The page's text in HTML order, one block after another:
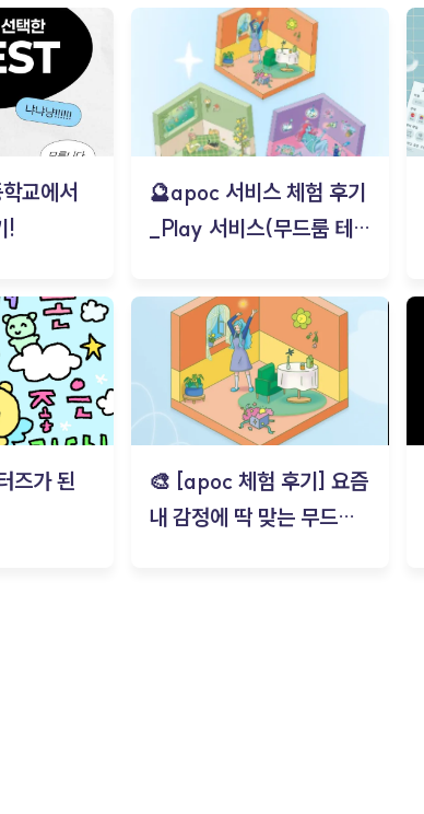
교에서
!
🔮apoc 서비스 체험 후기
_Play 서비스(무드룸 테스
즈가 된
🎨 [apoc 체험 후기] 요즘
내 감정에 딱 맞는 무드룸